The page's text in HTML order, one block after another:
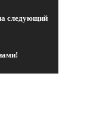
следующий